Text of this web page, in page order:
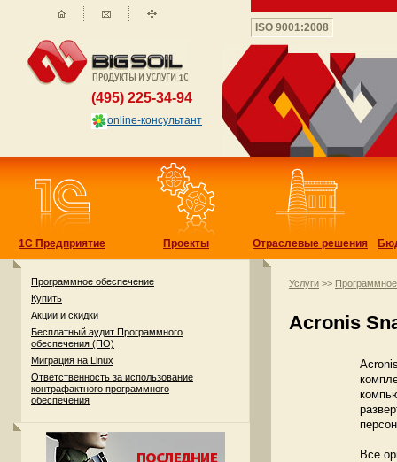
1С Предприятие Проекты Отраслевые решения
Программное обеспечение
Купить
Акции и скидки
Бесплатный аудит Программного
обеспечения (ПО)
Миграция на Linux
Ответственность за использование
контрафактного программного
обеспечения
Услуги >>
Acronis
Все
(495) 225-34-94
online-консультант
ISO 9001:2008